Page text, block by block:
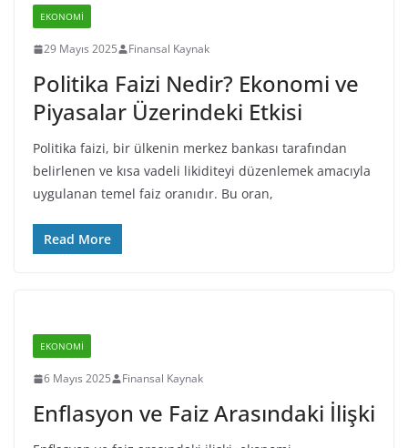
EKONOMI
29 Mayıs 2025 Finansal Kaynak
Politika Faizi Nedir? Ekonomi ve
Piyasalar Üzerindeki Etkisi
Politika faizi, bir ülkenin merkez bankası tarafından
belirlenen ve kısa vadeli likiditeyi düzenlemek amacıyla
uygulanan temel faiz oranıdır. Bu oran,
Read More
EKONOMI
6 Mayıs 2025 Finansal Kaynak
Enflasyon ve Faiz Arasındaki İlişki